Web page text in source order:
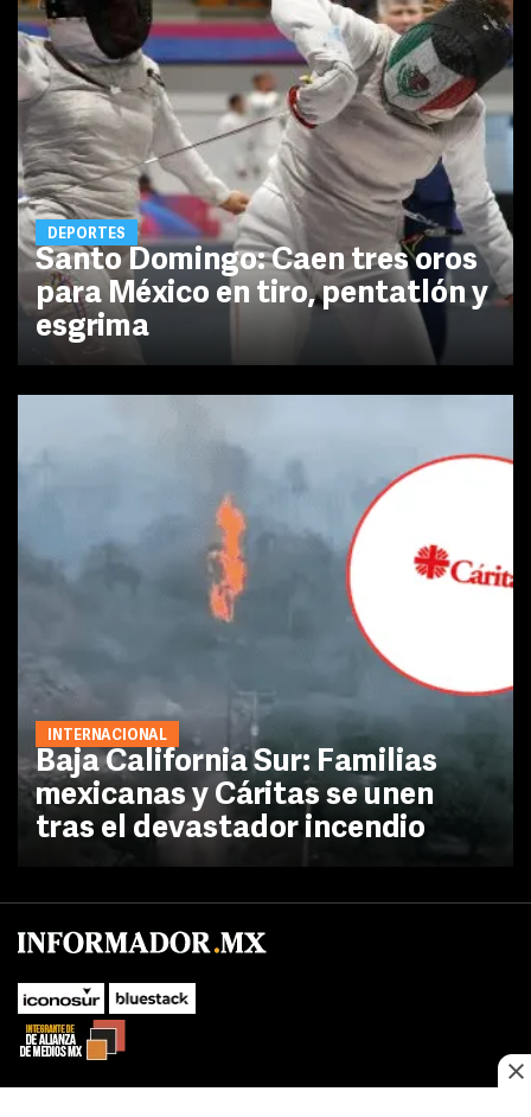
DEPORTES
Santo Domingo: Caen tres oros
para México en tiro, pentatlón y
esgrima
INTERNACIONAL
Baja California Sur: Familias
mexicanas y Cáritas se unen
tras el devastador incendio